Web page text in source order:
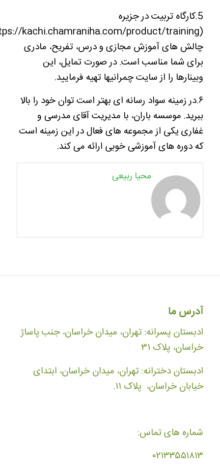
5.کارگاه تربیت در جزیره
چالش های آموزش مجازی و درس، تفریح، مادری
برای شما مناسب است. در صورت تمایل، این
وبینارها را از سایت چمرانیها تهیه فرمایید.
۶.در زمینه سواد رسانه ای بهتر است توان خود را بالا
ببرید. موسسه باران، با مدیریت آقای مدرسی و
غفاری یکی از مجموعه های فعال در این زمینه است
که دوره های آموزشی خوبی ارائه می کند.
محیا ربیعی
آدرس ما
ادبستان پسرانه: تهران، میدان خراسان، جنب پاساژ
خراسان، پلاک ۳۱
ادبستان دخترانه: تهران، میدان خراسان، ابتدای
خیابان خراسان، پلاک ۱۱.
شماره های تماس:
۰۲۱۳۳۵۵۱۸۱۳